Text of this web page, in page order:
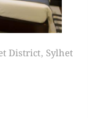
District, Sylhet